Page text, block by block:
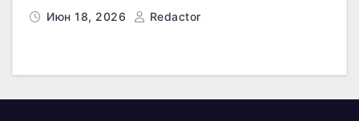
Июн 18, 2026 Redactor